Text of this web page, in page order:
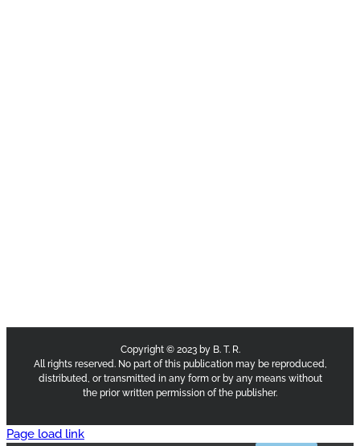
Copyright © 2023 by B. T. R.
All rights reserved. No part of this publication may be reproduced,
distributed, or transmitted in any form or by any means without
the prior written permission of the publisher.
Page load link